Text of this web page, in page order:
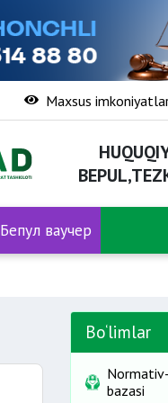
Maxsus
Бепул ваучер
Bo‘limlar
bazasi